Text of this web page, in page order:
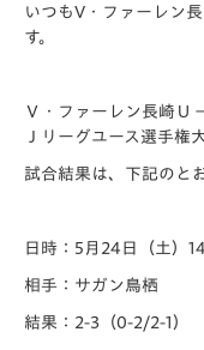
いつもV・ファーレン
す。
Ｖ・ファーレン長崎Ｕ
Ｊリーグユース選手権
試合結果は、下記のと
日時：5月24日（土）
相手：サガン鳥栖
結果：2-3（0-2/2-1）